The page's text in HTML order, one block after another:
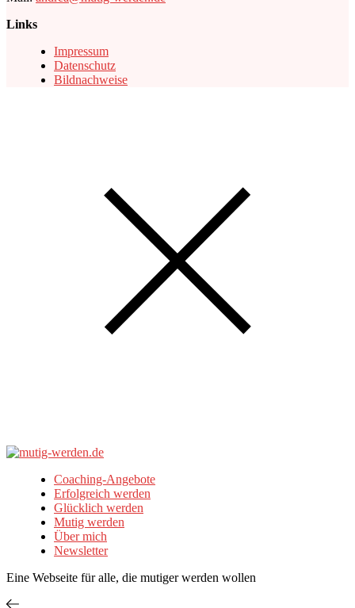
Links
Impressum
Datenschutz
Bildnachweise
Coaching-Angebote
Erfolgreich werden
Glücklich werden
Mutig werden
Über mich
Newsletter
Eine Webseite für alle, die mutiger werden wollen